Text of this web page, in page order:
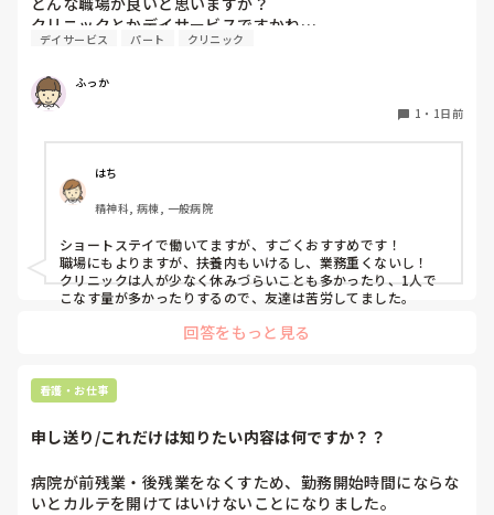
クリニックとかデイサービスですかね…
デイサービス パート クリニック
ふっか
1 ・ 1日前
はち
精神科, 病棟, 一般病院
ショートステイで働いてますが、すごくおすすめです！
職場にもよりますが、扶養内もいけるし、業務重くないし！
クリニックは人が少なく休みづらいことも多かったり、1人で
こなす量が多かったりするので、友達は苦労してました。
回答をもっと見る
看護・お仕事
申し送り/これだけは知りたい内容は何ですか？？
病院が前残業・後残業をなくすため、勤務開始時間にならな
いとカルテを開けてはいけないことになりました。